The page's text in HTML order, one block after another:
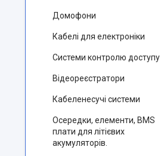
Домофони
Кабелі для електроніки
Системи контролю доступу
Відеореєстратори
Кабеленесучі системи
Осередки, елементи, BMS
плати для літієвих
акумуляторів.